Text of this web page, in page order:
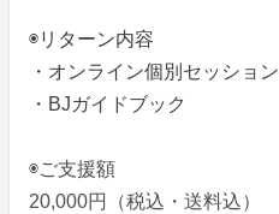
◉リターン内容
・オンライン個別セッション
・BJガイドブック
◉ご支援額
20,000円（税込・送料込）